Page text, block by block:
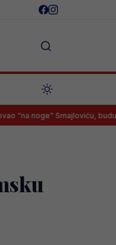
Smajloviću, budući Zmaj imao